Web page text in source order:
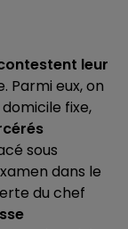
leur
Parmi eux, on
fixe,
sous
dans le
du chef